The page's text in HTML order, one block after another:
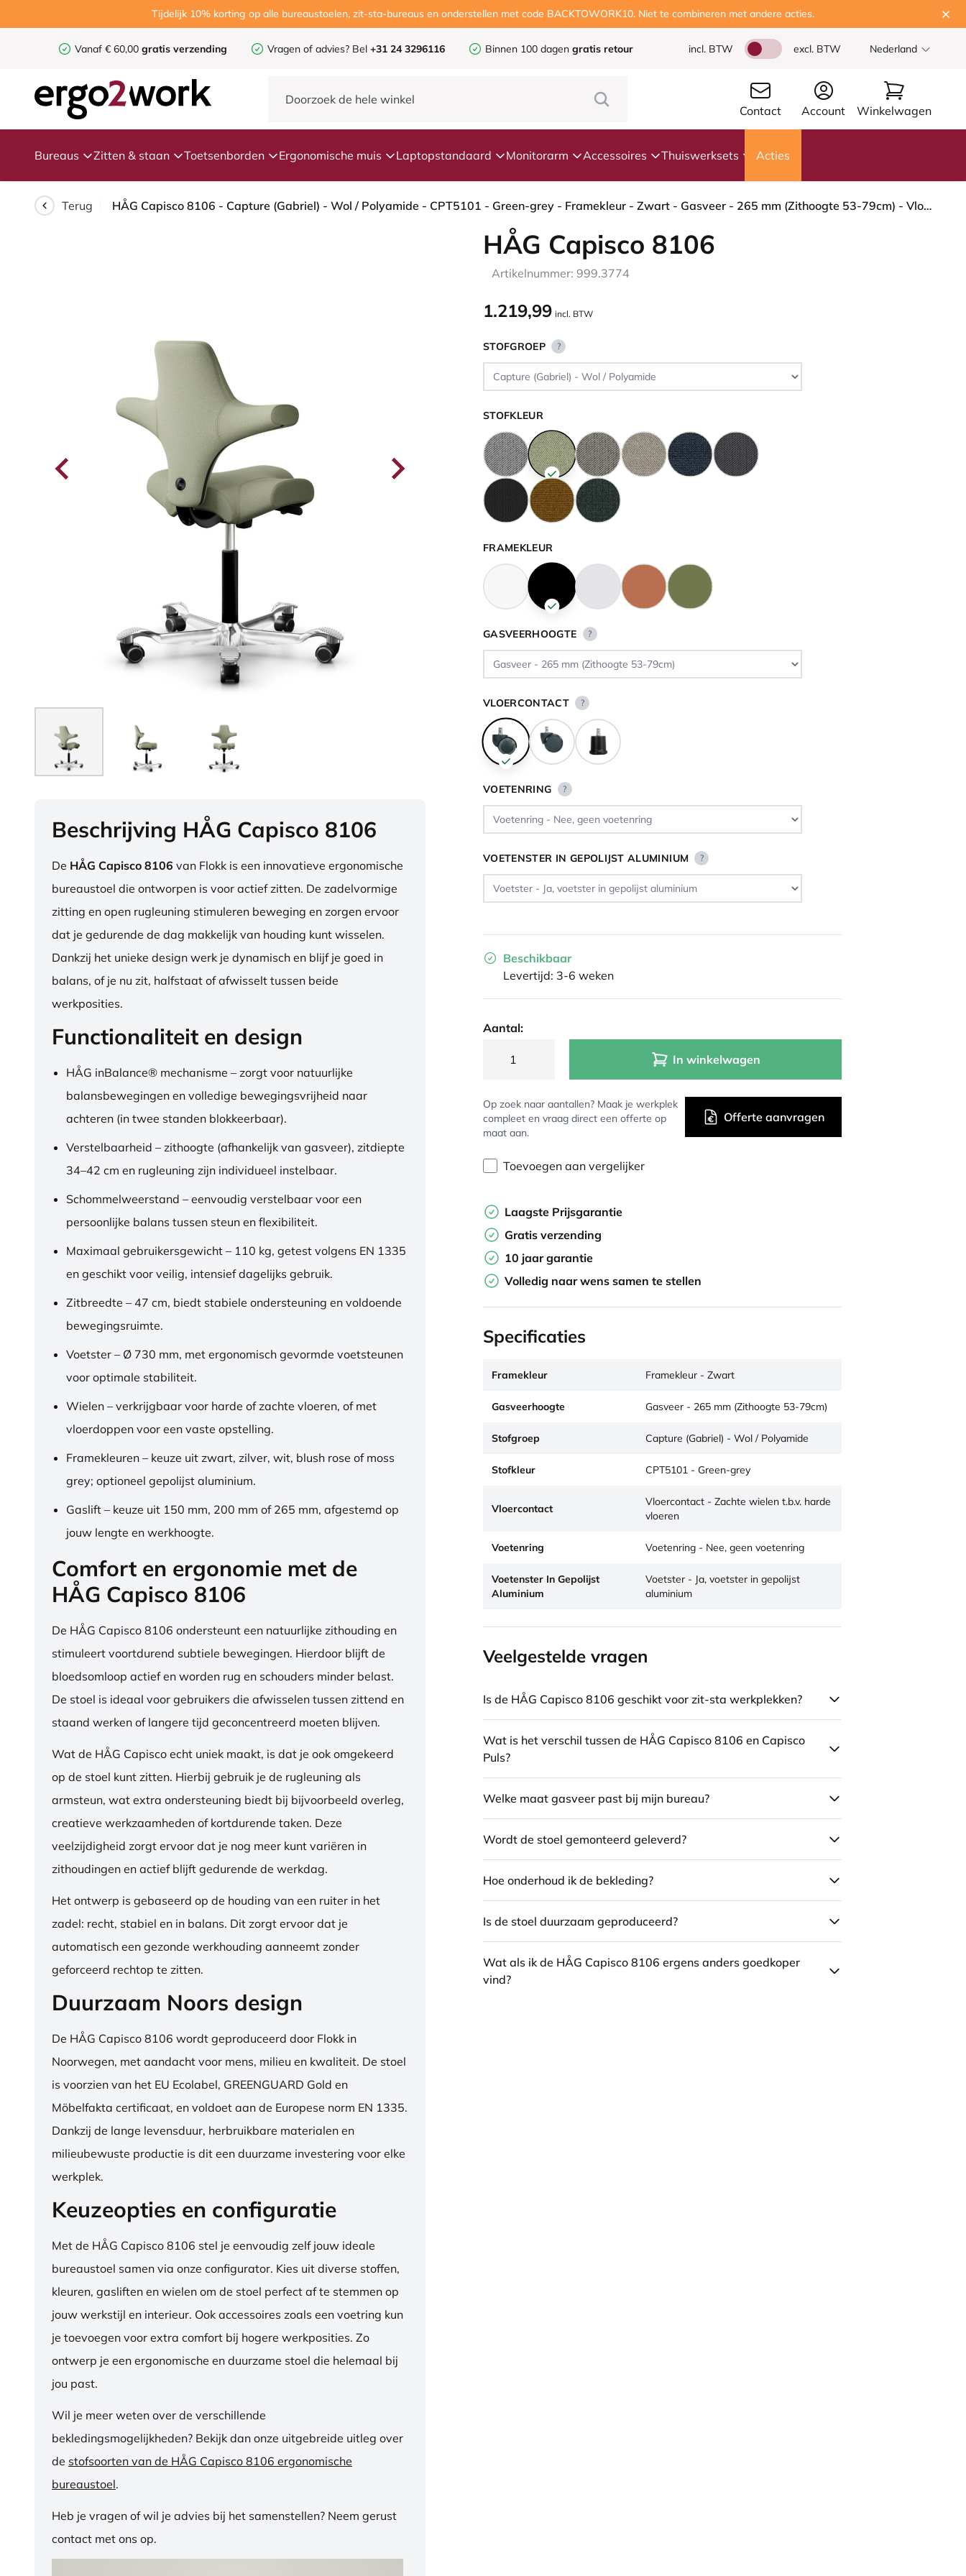
Tijdelijk 10% korting op alle bureaustoelen, zit-sta-bureaus en onderstellen met code BACKTOWORK10. Niet te combineren met andere acties.
Vanaf € 60,00 gratis verzending Vragen of advies? Bel +31 24 3296116 Binnen 100 dagen gratis retour incl. BTW excl. BTW Nederland
Contact Account Winkelwagen
Bureaus Zitten & staan Toetsenborden Ergonomische muis Laptopstandaard Monitorarm Accessoires Thuiswerksets Acties
Terug HÅG Capisco 8106 - Capture (Gabriel) - Wol / Polyamide - CPT5101 - Green-grey - Framekleur - Zwart - Gasveer - 265 mm (Zithoogte 53-79cm) - Vloercontact - Zachte wielen t.b.v. harde vloeren - Voetenring - Nee, geen voetenring - Voetster - Ja, voetster ...
Beschrijving HÅG Capisco 8106
De HÅG Capisco 8106 van Flokk is een innovatieve ergonomische
bureaustoel die ontworpen is voor actief zitten. De zadelvormige
zitting en open rugleuning stimuleren beweging en zorgen ervoor
dat je gedurende de dag makkelijk van houding kunt wisselen.
Dankzij het unieke design werk je dynamisch en blijf je goed in
balans, of je nu zit, halfstaat of afwisselt tussen beide
werkposities.
Functionaliteit en design
HÅG inBalance® mechanisme – zorgt voor natuurlijke
balansbewegingen en volledige bewegingsvrijheid naar
achteren (in twee standen blokkeerbaar).
Verstelbaarheid – zithoogte (afhankelijk van gasveer), zitdiepte
34–42 cm en rugleuning zijn individueel instelbaar.
Schommelweerstand – eenvoudig verstelbaar voor een
persoonlijke balans tussen steun en flexibiliteit.
Maximaal gebruikersgewicht – 110 kg, getest volgens EN 1335
en geschikt voor veilig, intensief dagelijks gebruik.
Zitbreedte – 47 cm, biedt stabiele ondersteuning en voldoende
bewegingsruimte.
Voetster – Ø 730 mm, met ergonomisch gevormde voetsteunen
voor optimale stabiliteit.
Wielen – verkrijgbaar voor harde of zachte vloeren, of met
vloerdoppen voor een vaste opstelling.
Framekleuren – keuze uit zwart, zilver, wit, blush rose of moss
grey; optioneel gepolijst aluminium.
Gaslift – keuze uit 150 mm, 200 mm of 265 mm, afgestemd op
jouw lengte en werkhoogte.
Comfort en ergonomie met de
HÅG Capisco 8106
De HÅG Capisco 8106 ondersteunt een natuurlijke zithouding en
stimuleert voortdurend subtiele bewegingen. Hierdoor blijft de
bloedsomloop actief en worden rug en schouders minder belast.
De stoel is ideaal voor gebruikers die afwisselen tussen zittend en
staand werken of langere tijd geconcentreerd moeten blijven.
Wat de HÅG Capisco echt uniek maakt, is dat je ook omgekeerd
op de stoel kunt zitten. Hierbij gebruik je de rugleuning als
armsteun, wat extra ondersteuning biedt bij bijvoorbeeld overleg,
creatieve werkzaamheden of kortdurende taken. Deze
veelzijdigheid zorgt ervoor dat je nog meer kunt variëren in
zithoudingen en actief blijft gedurende de werkdag.
Het ontwerp is gebaseerd op de houding van een ruiter in het
zadel: recht, stabiel en in balans. Dit zorgt ervoor dat je
automatisch een gezonde werkhouding aanneemt zonder
geforceerd rechtop te zitten.
Duurzaam Noors design
De HÅG Capisco 8106 wordt geproduceerd door Flokk in
Noorwegen, met aandacht voor mens, milieu en kwaliteit. De stoel
is voorzien van het EU Ecolabel, GREENGUARD Gold en
Möbelfakta certificaat, en voldoet aan de Europese norm EN 1335.
Dankzij de lange levensduur, herbruikbare materialen en
milieubewuste productie is dit een duurzame investering voor elke
werkplek.
Keuzeopties en configuratie
Met de HÅG Capisco 8106 stel je eenvoudig zelf jouw ideale
bureaustoel samen via onze configurator. Kies uit diverse stoffen,
kleuren, gasliften en wielen om de stoel perfect af te stemmen op
jouw werkstijl en interieur. Ook accessoires zoals een voetring kun
je toevoegen voor extra comfort bij hogere werkposities. Zo
ontwerp je een ergonomische en duurzame stoel die helemaal bij
jou past.
Wil je meer weten over de verschillende
bekledingsmogelijkheden? Bekijk dan onze uitgebreide uitleg over
de stofsoorten van de HÅG Capisco 8106 ergonomische
bureaustoel.
Heb je vragen of wil je advies bij het samenstellen? Neem gerust
contact met ons op.
HÅG Capisco 8106
Artikelnummer: 999.3774
1.219,99 incl. BTW
STOFGROEP ?
STOFKLEUR
FRAMEKLEUR
GASVEERHOOGTE ?
VLOERCONTACT ?
VOETENRING ?
VOETENSTER IN GEPOLIJST ALUMINIUM ?
Beschikbaar
Levertijd: 3-6 weken
Aantal:
In winkelwagen
Op zoek naar aantallen? Maak je werkplek
compleet en vraag direct een offerte op
maat aan.
Offerte aanvragen
Toevoegen aan vergelijker
Laagste Prijsgarantie
Gratis verzending
10 jaar garantie
Volledig naar wens samen te stellen
Specificaties
Framekleur Framekleur - Zwart
Gasveerhoogte Gasveer - 265 mm (Zithoogte 53-79cm)
Stofgroep Capture (Gabriel) - Wol / Polyamide
Stofkleur CPT5101 - Green-grey
Vloercontact
Vloercontact - Zachte wielen t.b.v. harde
vloeren
Voetenring Voetenring - Nee, geen voetenring
Voetenster In Gepolijst
Aluminium
Voetster - Ja, voetster in gepolijst
aluminium
Veelgestelde vragen
Is de HÅG Capisco 8106 geschikt voor zit-sta werkplekken?
Wat is het verschil tussen de HÅG Capisco 8106 en Capisco
Puls?
Welke maat gasveer past bij mijn bureau?
Wordt de stoel gemonteerd geleverd?
Hoe onderhoud ik de bekleding?
Is de stoel duurzaam geproduceerd?
Wat als ik de HÅG Capisco 8106 ergens anders goedkoper
vind?